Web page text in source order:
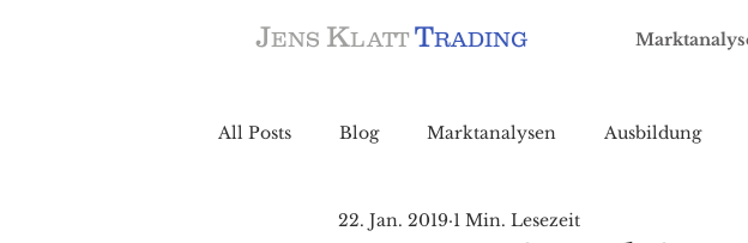
JENS KLATT TRADING
All Posts Blog Marktanalysen Ausbildung
22. Jan. 2019 1 Min. Lesezeit